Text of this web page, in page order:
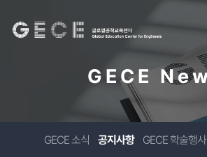
GECE
GECE 소식 공지사항 GECE 학술행사